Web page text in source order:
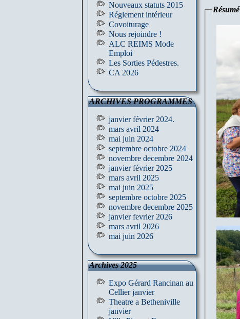
Nouveaux statuts 2015
Réglement intérieur
Covoiturage
Nous rejoindre !
ALC REIMS Mode
Emploi
Les Sorties Pédestres.
CA 2026
ARCHIVES PROGRAMMES
janvier février 2024.
mars avril 2024
mai juin 2024
septembre octobre 2024
novembre decembre 2024
janvier février 2025
mars avril 2025
mai juin 2025
septembre octobre 2025
novembre decembre 2025
janvier fevrier 2026
mars avril 2026
mai juin 2026
Archives 2025
Expo Gérard Rancinan au
Cellier janvier
Theatre a Betheniville
janvier
Résumé